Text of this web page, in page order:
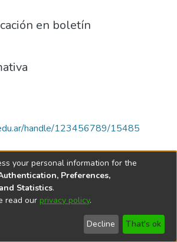
en boletín
handle/123456789/15485
23 de julio de 2025
Nacional de Córdoba
your personal information for the
Preferences,
Statistics.
read our privacy policy.
Decline That's ok